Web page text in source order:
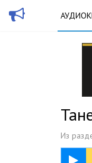
Из
13:29